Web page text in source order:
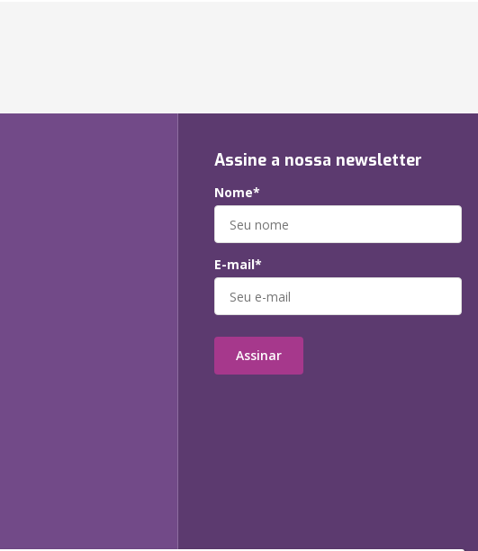
Assine a nossa newsletter
Nome*
E-mail*
Assinar